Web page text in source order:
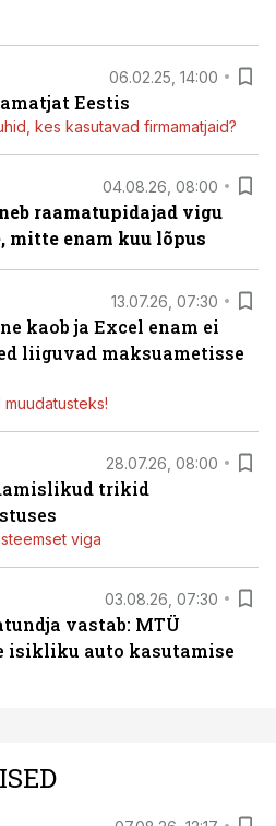
06.02.25, 14:00
Eestis
kes kasutavad firmamatjaid?
04.08.26, 08:00
raamatupidajad vigu
mitte enam kuu lõpus
13.07.26, 07:30
kaob ja Excel enam ei
liiguvad maksuametisse
28.07.26, 08:00
trikid
viga
03.08.26, 07:30
vastab: MTÜ
isikliku auto kasutamise